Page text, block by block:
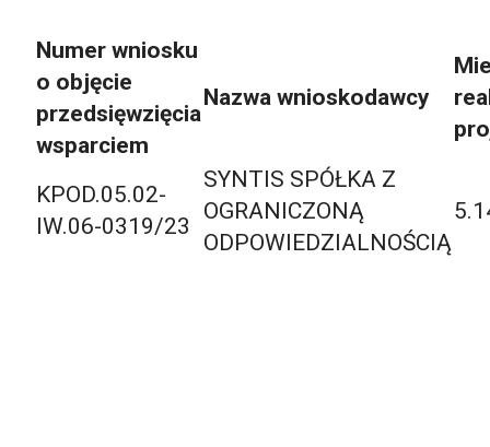
Numer wniosku
o objęcie
przedsięwzięcia
wsparciem
Nazwa wnioskodawcy
KPOD.05.02-
IW.06-0319/23
SYNTIS SPÓŁKA Z
OGRANICZONĄ
ODPOWIEDZIALNOŚCIĄ